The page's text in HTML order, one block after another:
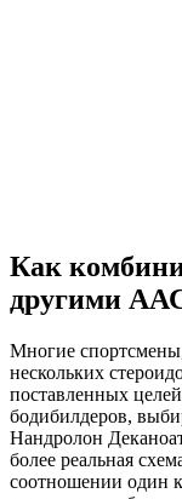
Как
другими
Многие
нескольких
поставленных
бодибилдеров,
Нандролон
более реальная
соотношении один